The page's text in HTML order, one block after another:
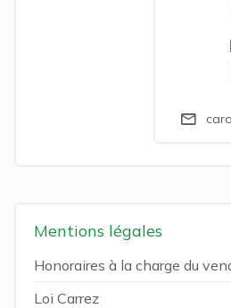
Mentions légales
Honoraires à la charge du
Loi Carrez